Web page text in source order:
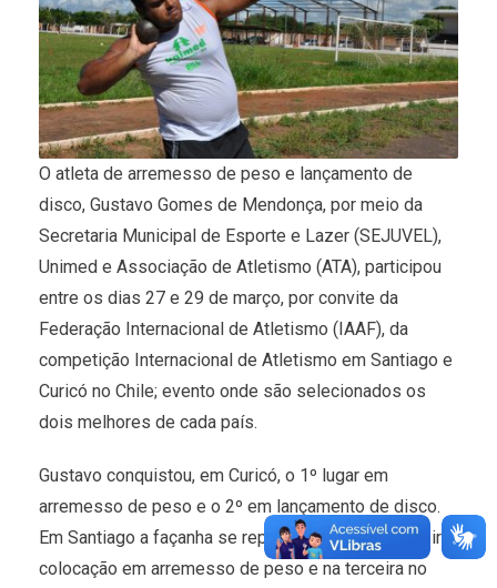
O atleta de arremesso de peso e lançamento de
disco, Gustavo Gomes de Mendonça, por meio da
Secretaria Municipal de Esporte e Lazer (SEJUVEL),
Unimed e Associação de Atletismo (ATA), participou
entre os dias 27 e 29 de março, por convite da
Federação Internacional de Atletismo (IAAF), da
competição Internacional de Atletismo em Santiago e
Curicó no Chile; evento onde são selecionados os
dois melhores de cada país.
Gustavo conquistou, em Curicó, o 1º lugar em
arremesso de peso e o 2º em lançamento de disco.
Em Santiago a façanha se repetiu; ficando na primeira
colocação em arremesso de peso e na terceira no